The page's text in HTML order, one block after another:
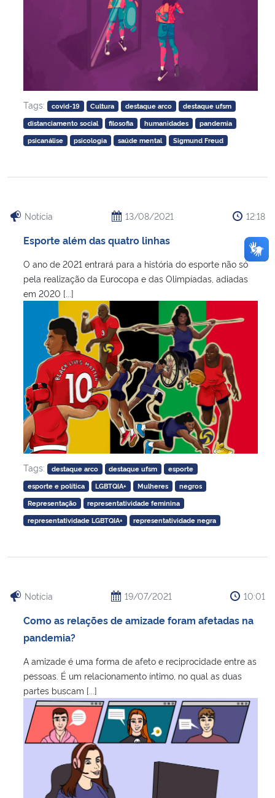
Tags: covid-19 Cultura destaque arco
destaque ufsm
distanciamento social
filosofia humanidades
pandemia
psicanálise
psicologia saúde mental Sigmund Freud
Notícia 13/08/2021 12:18
Esporte além das quatro linhas
O ano de 2021 entrará para a história do esporte não só
pela realização da Eurocopa e das Olimpíadas, adiadas
em 2020 [...]
Tags: destaque arco destaque ufsm
esporte
esporte e política
LGBTQIA+ Mulheres
negros
Representação
representatividade feminina
representatividade LGBTQIA+
representatividade negra
Notícia 19/07/2021 10:01
Como as relações de amizade foram afetadas na
pandemia?
A amizade é uma forma de afeto e reciprocidade entre as
pessoas. É um relacionamento íntimo, no qual as duas
partes buscam [...]